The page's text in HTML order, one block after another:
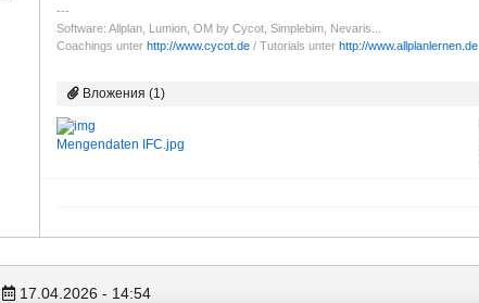
Software: Allplan, Lumion, OM by Cycot, Simplebim, Nevaris...
Coachings unter http://www.cycot.de / Tutorials unter http://www.allplanlernen.de
Вложения (1)
Mengendaten IFC.jpg
17.04.2026 - 14:54